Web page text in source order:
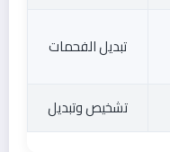
تبديل الفحمات
تشخيص وتبديل